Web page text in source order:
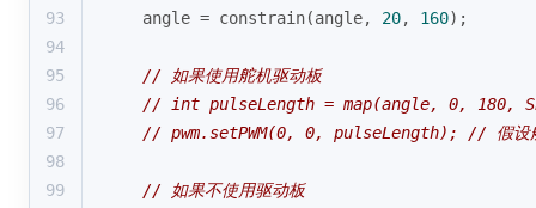
93
  angle =
constrain(angle, 20, 160);
94
95
// 如果使用舵机驱动板
96
// int pulseLength = map(angle, 0, 180,
97
// pwm.setPWM(0, 0, pulseLength); // 假设舵
98
99
// 如果不使用驱动板